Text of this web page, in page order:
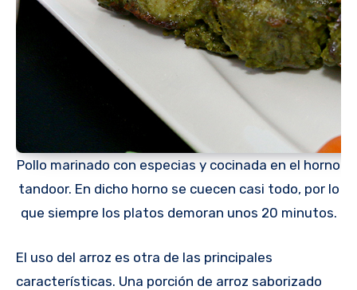
Pollo marinado con especias y cocinada en el horno
tandoor. En dicho horno se cuecen casi todo, por lo
que siempre los platos demoran unos 20 minutos.
El uso del arroz es otra de las principales
características. Una porción de arroz saborizado